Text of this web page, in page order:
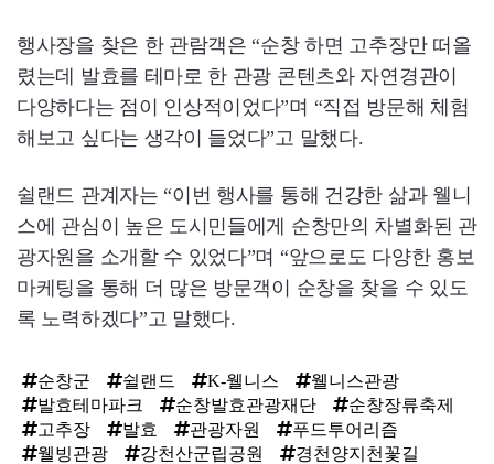
행사장을 찾은 한 관람객은 “순창 하면 고추장만 떠올
렸는데 발효를 테마로 한 관광 콘텐츠와 자연경관이
다양하다는 점이 인상적이었다”며 “직접 방문해 체험
해보고 싶다는 생각이 들었다”고 말했다.
쉴랜드 관계자는 “이번 행사를 통해 건강한 삶과 웰니
스에 관심이 높은 도시민들에게 순창만의 차별화된 관
광자원을 소개할 수 있었다”며 “앞으로도 다양한 홍보
마케팅을 통해 더 많은 방문객이 순창을 찾을 수 있도
록 노력하겠다”고 말했다.
순창군 쉴랜드 K-웰니스
웰니스관광
발효테마파크
순창발효관광재단
순창장류축제
고추장
발효 관광자원
푸드투어리즘
웰빙관광
강천산군립공원
경천양지천꽃길